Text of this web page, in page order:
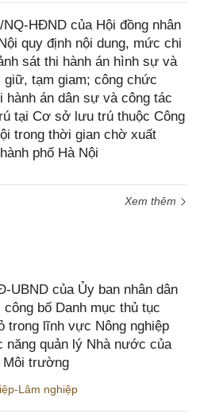
NQ-HĐND của Hội đồng nhân
quy định nội dung, mức chi
sát thi hành án hình sự và
tạm giam; công chức
hành án dân sự và công tác
tại Cơ sở lưu trú thuộc Công
trong thời gian chờ xuất
phố Hà Nội
Xem thêm
UBND của Ủy ban nhân dân
bố Danh mục thủ tục
trong lĩnh vực Nông nghiệp
năng quản lý Nhà nước của
Môi trường
Lâm nghiệp